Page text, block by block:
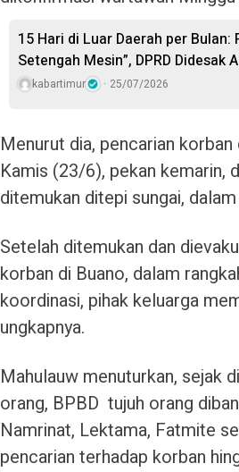
15 Hari di Luar Daerah per
Setengah Mesin”, DPRD Didesak
kabartimur 25/07/2026
Menurut dia, pencarian
Kamis (23/6), pekan kemarin,
ditemukan ditepi sungai,
Setelah ditemukan dan
korban di Buano, dalam
koordinasi, pihak keluarga
ungkapnya.
Mahulauw menuturkan, sejak
orang, BPBD tujuh orang
Namrinat, Lektama, Fatmite
pencarian terhadap korban